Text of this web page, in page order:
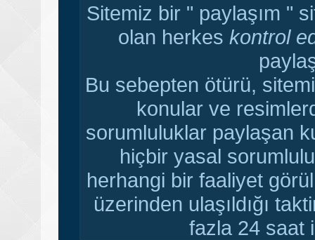
Sitemiz bir " paylaşım "
olan herkes kontrol
Bu sebepten ötürü,
konular ve
sorumluluklar paylaşan
hiçbir yasal
herhangi bir faaliyet
üzerinden ulaşıldığı
fazla 24 saat